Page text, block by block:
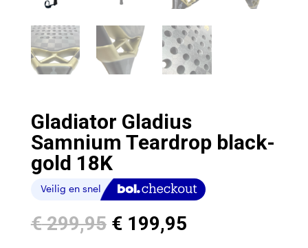
Gladiator Gladius
Samnium Teardrop black-
gold 18K
€299,95 Oorspronkelijke
€199,95Huidige